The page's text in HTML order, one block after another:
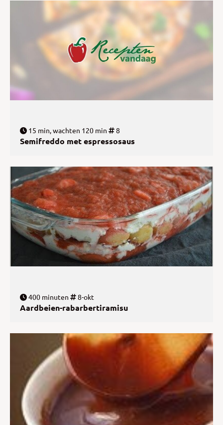
15 min, wachten 120 min 8
Semifreddo met espressosaus
400 minuten 8-okt
Aardbeien-rabarbertiramisu